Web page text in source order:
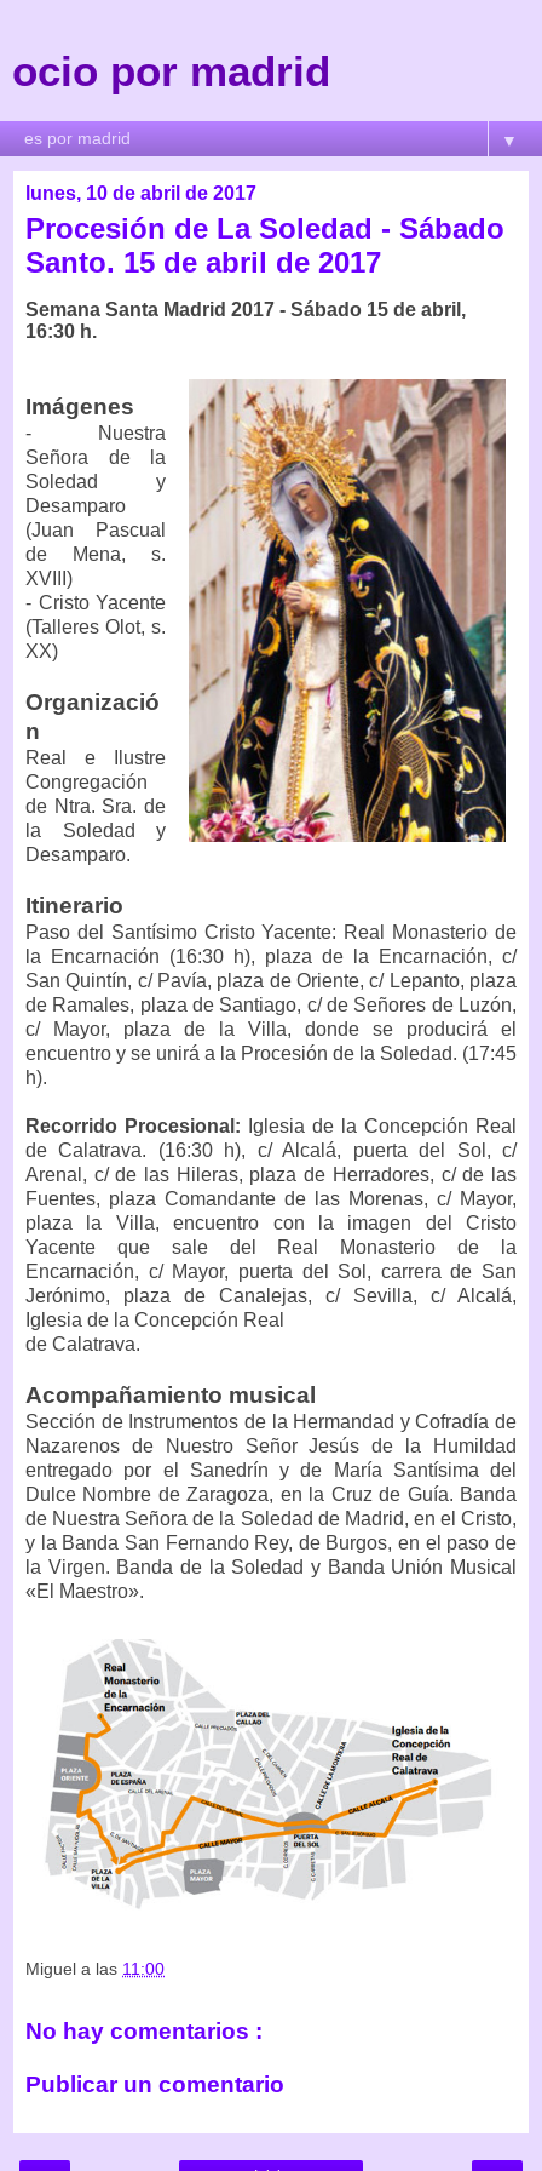
ocio por madrid
▼
lunes, 10 de abril de 2017
Procesión de La Soledad - Sábado
Santo. 15 de abril de 2017
Semana Santa Madrid 2017 - Sábado 15 de abril,
16:30 h.
Imágenes
- Nuestra
Señora de la
Soledad y
Desamparo
(Juan Pascual
de Mena, s.
XVIII)
- Cristo Yacente
(Talleres Olot, s.
XX)
Organizació
n
Real e Ilustre
Congregación
de Ntra. Sra. de
la Soledad y
Desamparo.
Itinerario
Paso del Santísimo Cristo Yacente: Real Monasterio de
la Encarnación (16:30 h), plaza de la Encarnación, c/
San Quintín, c/ Pavía, plaza de Oriente, c/ Lepanto, plaza
de Ramales, plaza de Santiago, c/ de Señores de Luzón,
c/ Mayor, plaza de la Villa, donde se producirá el
encuentro y se unirá a la Procesión de la Soledad. (17:45
h).
Recorrido Procesional: Iglesia de la Concepción Real
de Calatrava. (16:30 h), c/ Alcalá, puerta del Sol, c/
Arenal, c/ de las Hileras, plaza de Herradores, c/ de las
Fuentes, plaza Comandante de las Morenas, c/ Mayor,
plaza la Villa, encuentro con la imagen del Cristo
Yacente que sale del Real Monasterio de la
Encarnación, c/ Mayor, puerta del Sol, carrera de San
Jerónimo, plaza de Canalejas, c/ Sevilla, c/ Alcalá,
Iglesia de la Concepción Real
de Calatrava.
Acompañamiento musical
Sección de Instrumentos de la Hermandad y Cofradía de
Nazarenos de Nuestro Señor Jesús de la Humildad
entregado por el Sanedrín y de María Santísima del
Dulce Nombre de Zaragoza, en la Cruz de Guía. Banda
de Nuestra Señora de la Soledad de Madrid, en el Cristo,
y la Banda San Fernando Rey, de Burgos, en el paso de
la Virgen. Banda de la Soledad y Banda Unión Musical
«El Maestro».
Miguel a las 11:00
No hay comentarios :
Publicar un comentario